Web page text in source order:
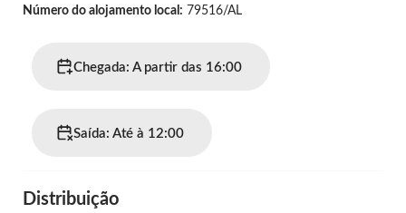
Número do alojamento local : 79516/AL
Chegada: A partir das 16:00
Saída: Até à 12:00
Distribuição